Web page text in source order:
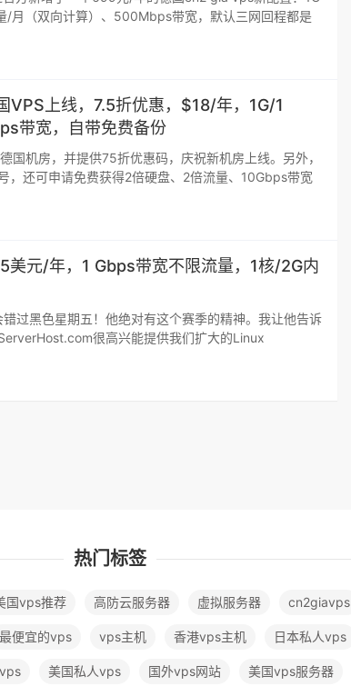
/月（双向计算）、500Mbps带宽，默认三网回程都是
VPS上线，7.5折优惠，$18/年，1G/1
带宽，自带免费备份
国机房，并提供75折优惠码，庆祝新机房上线。另外，
，还可申请免费获得2倍硬盘、2倍流量、10Gbps带宽
元/年，1 Gbps带宽不限流量，1核/2G内
过黑色星期五！他绝对有这个赛季的精神。我让他告诉
很高兴能提供我们扩大的Linux
热门标签
国vps推荐 高防云服务器 虚拟服务器 cn2giavps
最便宜的vps vps主机 香港vps主机 日本私人vps
美国私人vps 国外vps网站 美国vps服务器